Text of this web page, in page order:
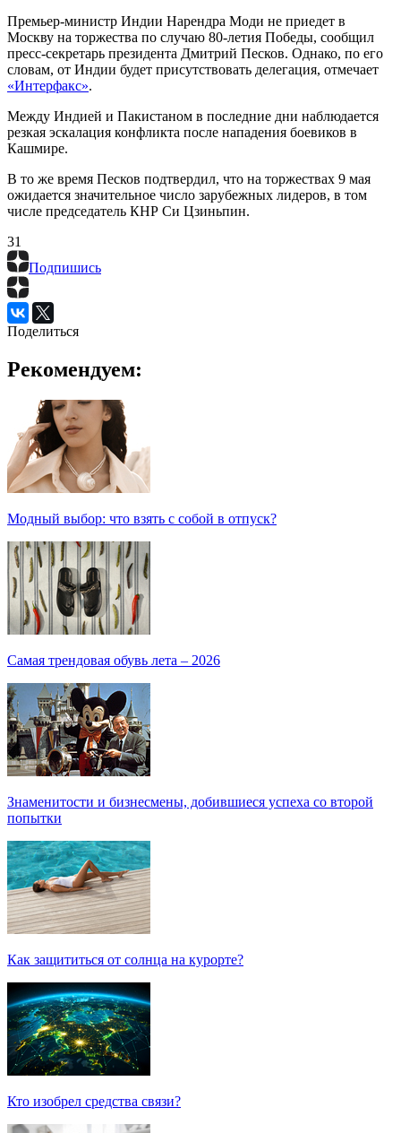
Премьер-министр Индии Нарендра Моди не приедет в
Москву на торжества по случаю 80-летия Победы, сообщил
пресс-секретарь президента Дмитрий Песков. Однако, по его
словам, от Индии будет присутствовать делегация, отмечает
«Интерфакс».
Между Индией и Пакистаном в последние дни наблюдается
резкая эскалация конфликта после нападения боевиков в
Кашмире.
В то же время Песков подтвердил, что на торжествах 9 мая
ожидается значительное число зарубежных лидеров, в том
числе председатель КНР Си Цзиньпин.
31
Подпишись
Поделиться
Рекомендуем:
Модный выбор: что взять с собой в отпуск?
Самая трендовая обувь лета – 2026
Знаменитости и бизнесмены, добившиеся успеха со второй
попытки
Как защититься от солнца на курорте?
Кто изобрел средства связи?